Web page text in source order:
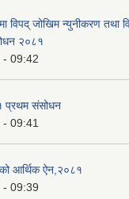
विपद् जोखिम न्युनीकरण तथा
२०८१
- 09:42
प्रथम संसोधन
09:41
आर्थिक ऐन,२०८१
- 09:39